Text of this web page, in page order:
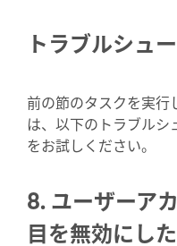
トラブルシュ
前の節のタスクを実行
は、以下のトラブルシ
をお試しください。
8. ユーザーア
目を無効にし